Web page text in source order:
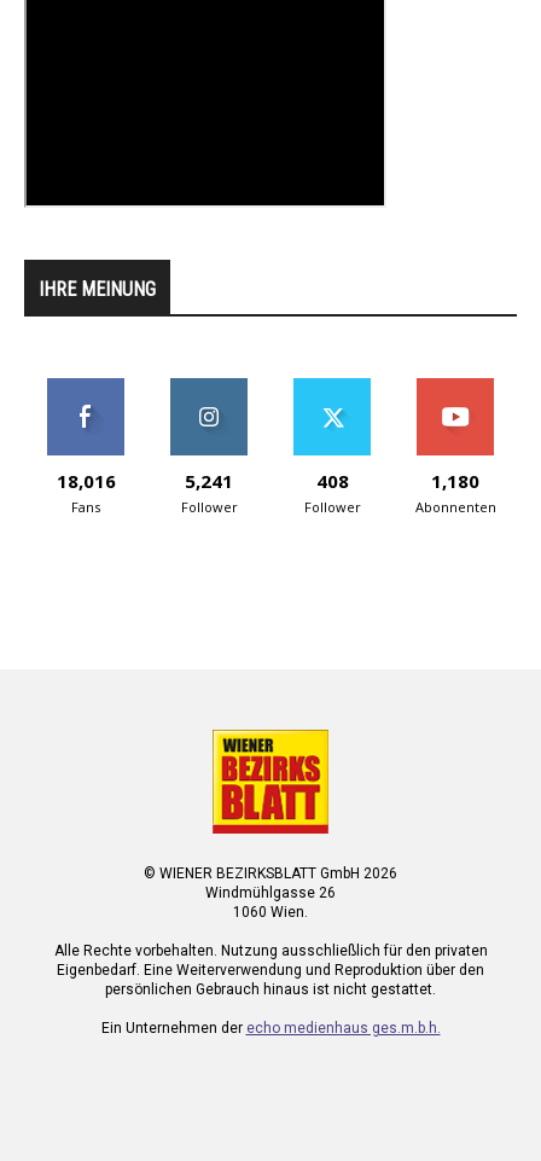
IHRE MEINUNG
18,016
Fans
5,241
Follower
408
Follower
1,180
Abonnenten
© WIENER BEZIRKSBLATT GmbH 2026
Windmühlgasse 26
1060 Wien.
Alle Rechte vorbehalten. Nutzung ausschließlich für den privaten
Eigenbedarf. Eine Weiterverwendung und Reproduktion über den
persönlichen Gebrauch hinaus ist nicht gestattet.
Ein Unternehmen der echo medienhaus ges.m.b.h.